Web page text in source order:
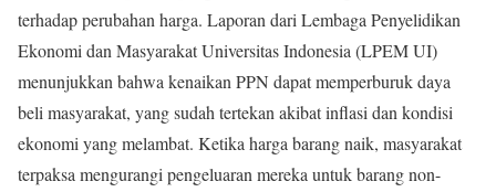
terhadap perubahan harga. Laporan dari Lembaga Penyelidikan
Ekonomi dan Masyarakat Universitas Indonesia (LPEM UI)
menunjukkan bahwa kenaikan PPN dapat memperburuk daya
beli masyarakat, yang sudah tertekan akibat inflasi dan kondisi
ekonomi yang melambat. Ketika harga barang naik, masyarakat
terpaksa mengurangi pengeluaran mereka untuk barang non-